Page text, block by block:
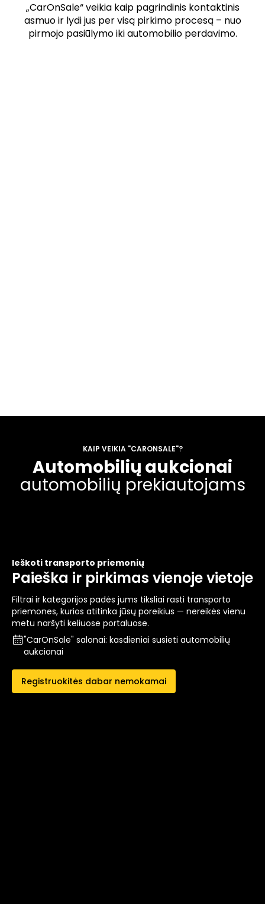
„CarOnSale“ veikia kaip pagrindinis kontaktinis
asmuo ir lydi jus per visą pirkimo procesą – nuo
pirmojo pasiūlymo iki automobilio perdavimo.
KAIP VEIKIA "CARONSALE"?
Automobilių aukcionai
automobilių prekiautojams
Ieškoti transporto priemonių
Paieška ir pirkimas vienoje vietoje
Filtrai ir kategorijos padės jums tiksliai rasti transporto
priemones, kurios atitinka jūsų poreikius — nereikės vienu
metu naršyti keliuose portaluose.
"CarOnSale" salonai: kasdieniai susieti automobilių
aukcionai
Registruokitės dabar nemokamai